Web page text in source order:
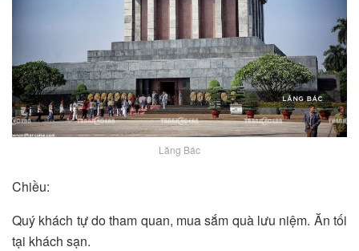
Lăng Bác
Chiều:
Quý khách tự do tham quan, mua sắm quà lưu niệm. Ăn tối
tại khách sạn.